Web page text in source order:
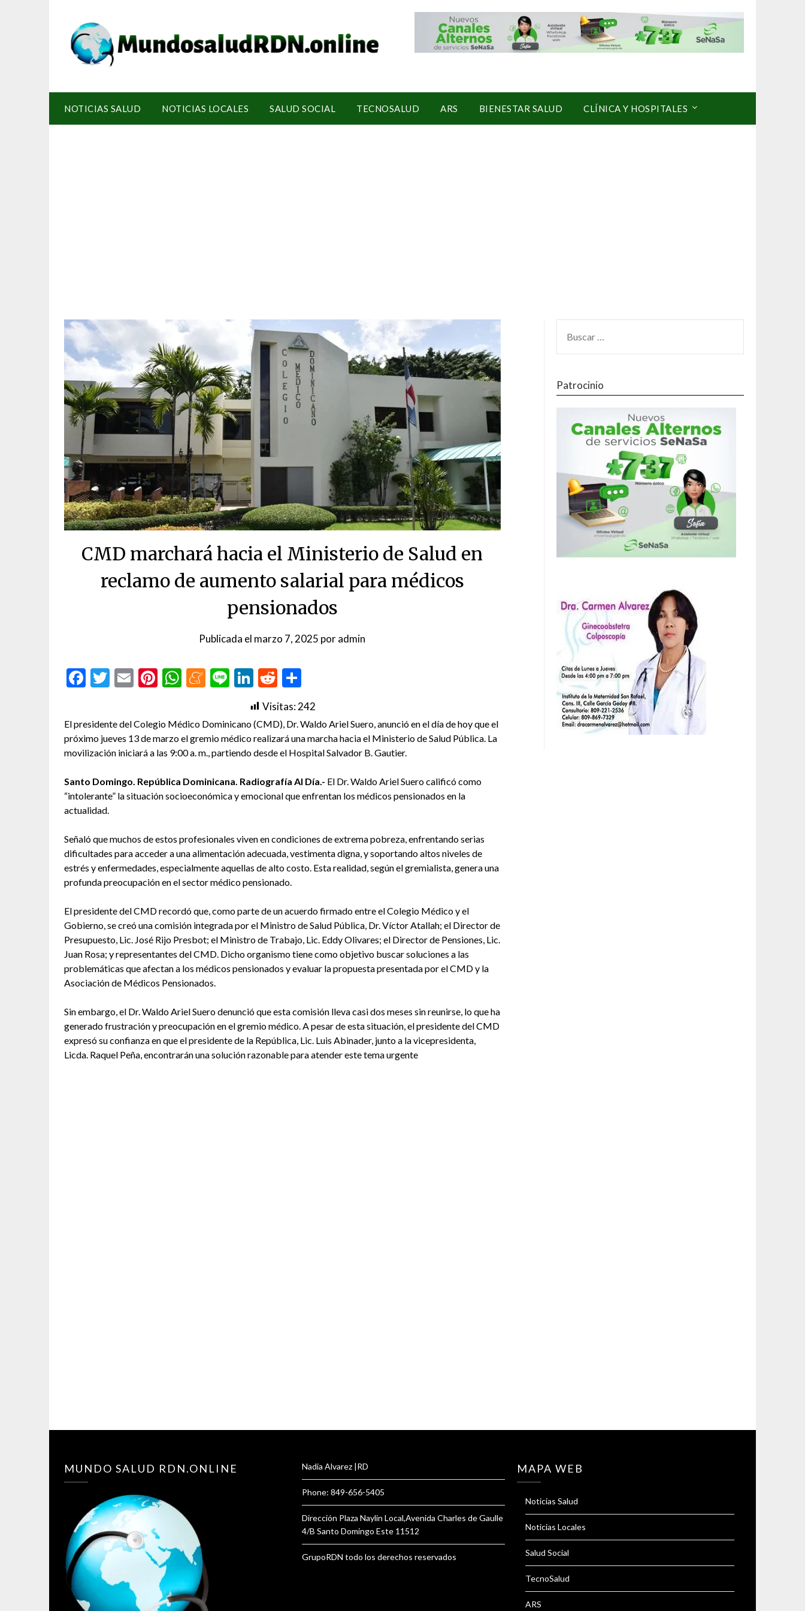
NOTICIAS SALUD NOTICIAS LOCALES SALUD SOCIAL TECNOSALUD ARS BIENESTAR SALUD CLÍNICA Y HOSPITALES
CMD marchará hacia el Ministerio de Salud en
reclamo de aumento salarial para médicos
pensionados
Publicada el marzo 7, 2025 poradmin
Facebook
Twitter
EmailPinterest
WhatsApp
Meneame
LineLinkedIn
Reddit
Visitas:242
El presidente del Colegio Médico Dominicano (CMD), Dr. Waldo Ariel Suero, anunció en el día de hoy que el
próximo jueves 13 de marzo el gremio médico realizará una marcha hacia el Ministerio de Salud Pública. La
movilización iniciará a las 9:00 a. m., partiendo desde el Hospital Salvador B. Gautier.
Santo Domingo. República Dominicana. Radiografía Al Día.- El Dr. Waldo Ariel Suero calificó como
“intolerante” la situación socioeconómica y emocional que enfrentan los médicos pensionados en la
actualidad.
Señaló que muchos de estos profesionales viven en condiciones de extrema pobreza, enfrentando serias
dificultades para acceder a una alimentación adecuada, vestimenta digna, y soportando altos niveles de
estrés y enfermedades, especialmente aquellas de alto costo. Esta realidad, según el gremialista, genera una
profunda preocupación en el sector médico pensionado.
El presidente del CMD recordó que, como parte de un acuerdo firmado entre el Colegio Médico y el
Gobierno, se creó una comisión integrada por el Ministro de Salud Pública, Dr. Víctor Atallah; el Director de
Presupuesto, Lic. José Rijo Presbot; el Ministro de Trabajo, Lic. Eddy Olivares; el Director de Pensiones, Lic.
Juan Rosa; y representantes del CMD. Dicho organismo tiene como objetivo buscar soluciones a las
problemáticas que afectan a los médicos pensionados y evaluar la propuesta presentada por el CMD y la
Asociación de Médicos Pensionados.
Sin embargo, el Dr. Waldo Ariel Suero denunció que esta comisión lleva casi dos meses sin reunirse, lo que ha
generado frustración y preocupación en el gremio médico. A pesar de esta situación, el presidente del CMD
expresó su confianza en que el presidente de la República, Lic. Luis Abinader, junto a la vicepresidenta,
Licda. Raquel Peña, encontrarán una solución razonable para atender este tema urgente
Patrocinio
MUNDO SALUD RDN.ONLINE Nadia Alvarez |RD
Phone: 849-656-5405
Dirección Plaza Naylin Local,Avenida Charles de Gaulle
4/B Santo Domingo Este 11512
GrupoRDN todo los derechos reservados
MAPA WEB
Noticias Salud
Noticias Locales
Salud Social
TecnoSalud
ARS